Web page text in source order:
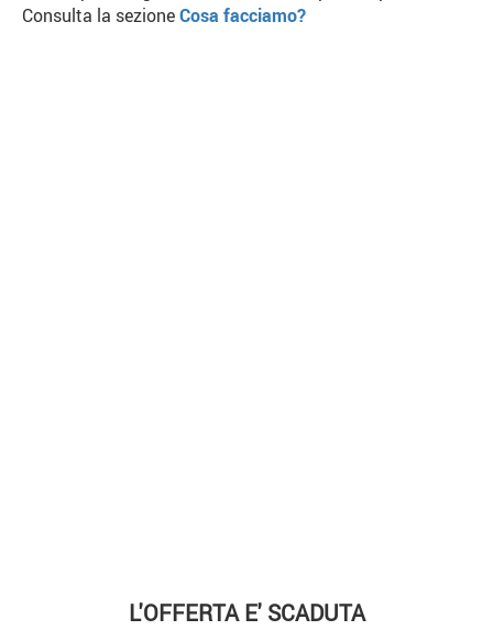
Consulta la sezioneCosa facciamo?
L'OFFERTA E' SCADUTA